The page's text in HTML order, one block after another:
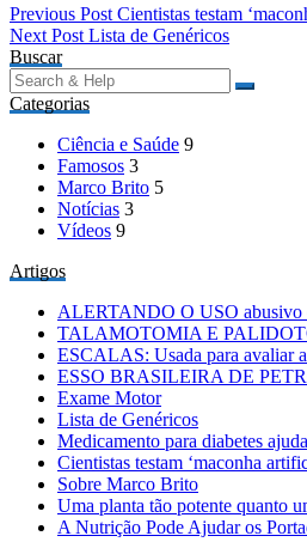
Navegação
de
Post
Previous Post Cientistas testam
Next Post Lista de Genéricos
Buscar
Search
for:
Categorias
Ciência e Saúde 9
Famosos 3
Marco Brito 5
Notícias 3
Vídeos 9
Artigos
ALERTANDO O USO
TALAMOTOMIA E
ESCALAS: Usada para avaliar
ESSO BRASILEIRA DE
Exame Motor
Lista de Genéricos
Medicamento para diabetes
Cientistas testam ‘maconha
Sobre Marco Brito
Uma planta tão potente quanto
A Nutrição Pode Ajudar os